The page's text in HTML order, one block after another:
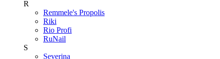
R
Remmele's Propolis
Riki
Rio Profi
RuNail
S
Severina